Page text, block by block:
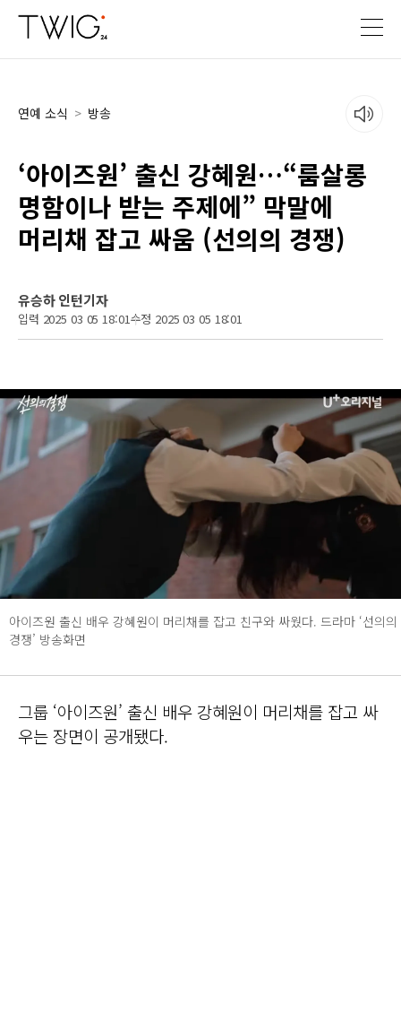
연예 소식 > 방송
‘아이즈원’ 출신 강혜원…“룸살롱
명함이나 받는 주제에” 막말에
머리채 잡고 싸움 (선의의 경쟁)
유승하 인턴기자
입력 2025 03 05 18:01수정 2025 03 05 18:01
아이즈원 출신 배우 강혜원이 머리채를 잡고 친구와 싸웠다. 드라마 ‘선의의
경쟁’ 방송화면
그룹 ‘아이즈원’ 출신 배우 강혜원이 머리채를 잡고 싸
우는 장면이 공개됐다.